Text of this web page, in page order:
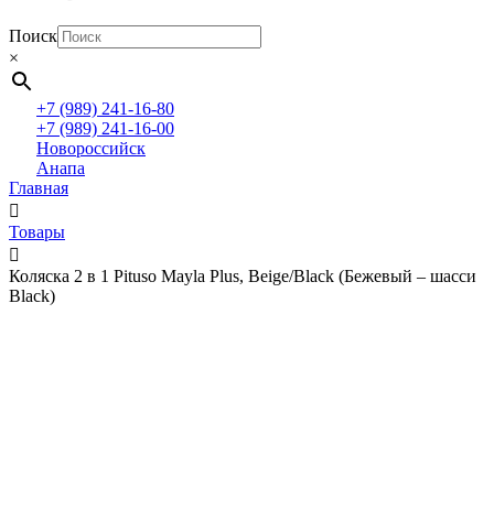
Поиск
×
+7 (989) 241-16-80
+7 (989) 241-16-00
Новороссийск
Анапа
Главная
Товары
Коляска 2 в 1 Pituso Mayla Plus, Beige/Black (Бежевый – шасси
Black)